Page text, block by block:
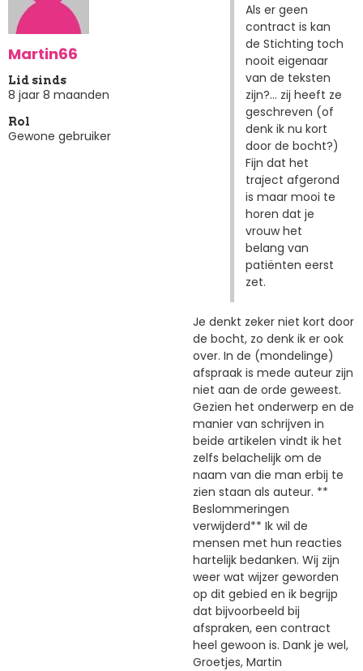
Martin66
Lid sinds
8 jaar 8 maanden
Rol
Gewone gebruiker
Als er geen
contract is kan
de Stichting toch
nooit eigenaar
van de teksten
zijn?... zij heeft ze
geschreven (of
denk ik nu kort
door de bocht?)
Fijn dat het
traject afgerond
is maar mooi te
horen dat je
vrouw het
belang van
patiënten eerst
zet.
Je denkt zeker niet kort door
de bocht, zo denk ik er ook
over. In de (mondelinge)
afspraak is mede auteur zijn
niet aan de orde geweest.
Gezien het onderwerp en de
manier van schrijven in
beide artikelen vindt ik het
zelfs belachelijk om de
naam van die man erbij te
zien staan als auteur. **
Beslommeringen
verwijderd** Ik wil de
mensen met hun reacties
hartelijk bedanken. Wij zijn
weer wat wijzer geworden
op dit gebied en ik begrijp
dat bijvoorbeeld bij
afspraken, een contract
heel gewoon is. Dank je wel,
Groetjes, Martin